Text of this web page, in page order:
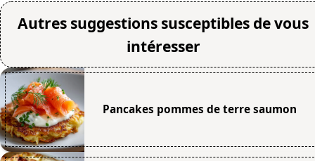
Autres suggestions susceptibles de vous
intéresser
Pancakes pommes de terre saumon